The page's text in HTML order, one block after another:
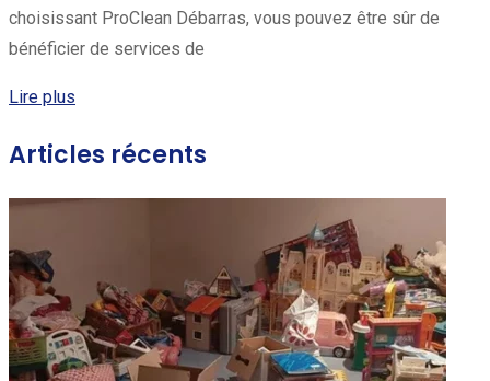
choisissant ProClean Débarras, vous pouvez être sûr de
bénéficier de services de
Lire plus
Articles récents